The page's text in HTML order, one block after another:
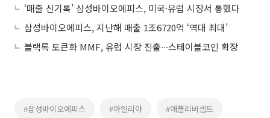
‘매출 신기록’ 삼성바이오에피스, 미국·유럽 시장서 통했다
삼성바이오에피스, 지난해 매출 1조6720억 ‘역대 최대’
블랙록 토큰화 MMF, 유럽 시장 진출∙∙∙스테이블코인 확장
#삼성바이오에피스 #아일리아 #애플리버셉트